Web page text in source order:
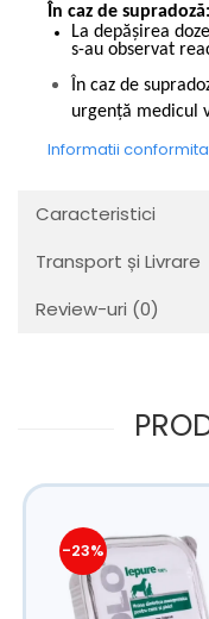
În caz de supradoză:
La depășirea
s-au observat
În caz de
urgență medicul
Informatii
Caracteristici
Transport și Livrare
Review-uri (0)
-23%